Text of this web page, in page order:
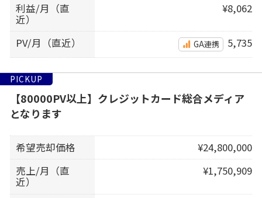
利益/月（直
近）
¥8,062
PV/月（直近） GA連携 5,735
PICKUP
【80000PV以上】クレジットカード総合メディア
となります
希望売却価格
¥24,800,000
売上/月（直
近）
¥1,750,909